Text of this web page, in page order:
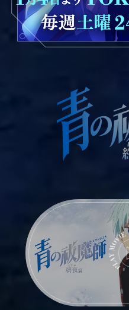
Blu-
OFFICIAL
島根啓
P
A
Y
M
O
V